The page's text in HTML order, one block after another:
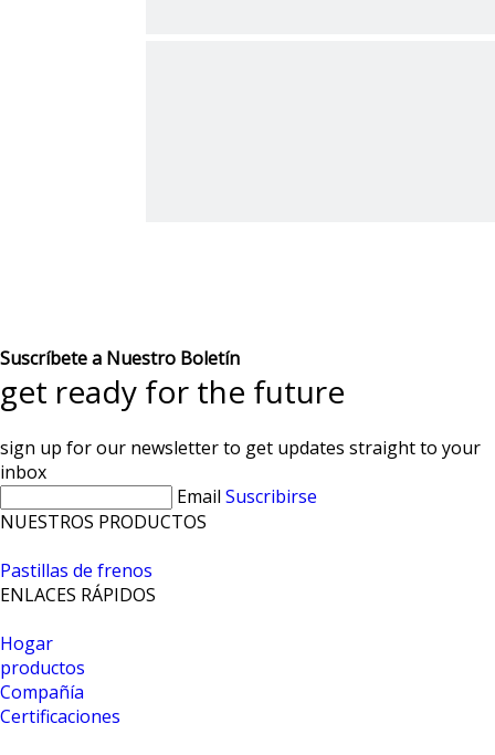
Suscríbete a Nuestro Boletín
get ready for the future
sign up for our newsletter to get updates straight to your
inbox
Email Suscribirse
NUESTROS PRODUCTOS
Pastillas de frenos
ENLACES RÁPIDOS
Hogar
productos
Compañía
Certificaciones